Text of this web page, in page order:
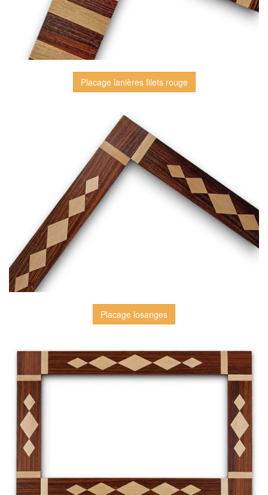
Placage lanières filets rouge
Placage losanges